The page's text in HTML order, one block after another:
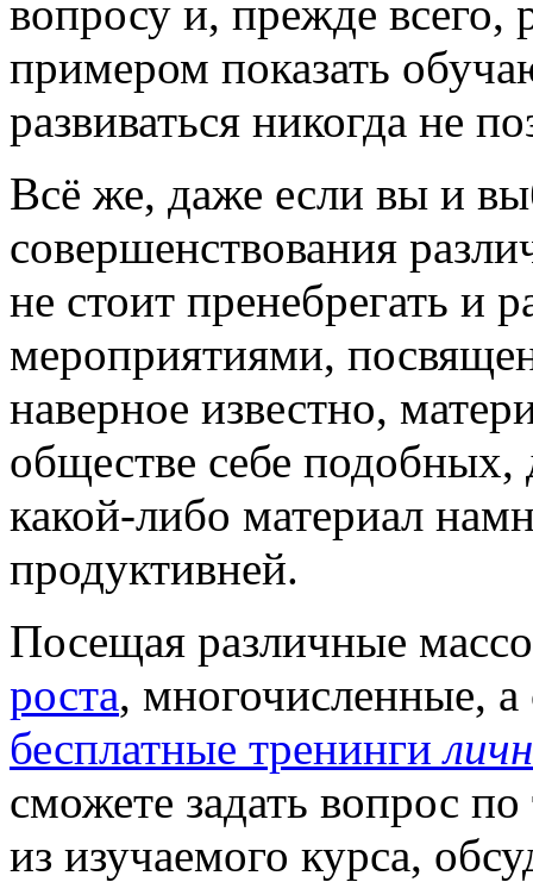
вопросу и, прежде всего,
примером показать
развиваться никогда не
Всё же, даже если вы и
совершенствования
не стоит пренебрегать и
мероприятиями,
наверное известно,
обществе себе подобных,
какой-либо материал
продуктивней.
Посещая различные
роста, многочисленные,
бесплатные тренинги
сможете задать вопрос
из изучаемого курса,